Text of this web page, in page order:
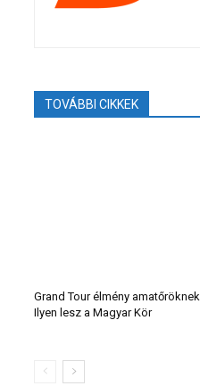
TOVÁBBI CIKKEK
Grand Tour élmény
Ilyen lesz a Magyar Kör